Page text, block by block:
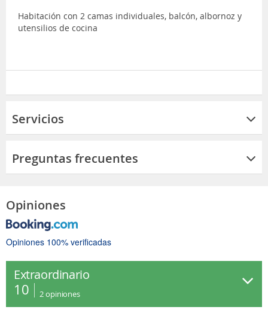
Habitación con 2 camas individuales, balcón, albornoz y
utensilios de cocina
Servicios
Preguntas frecuentes
Opiniones
Opiniones 100% verificadas
Extraordinario
10 2 opiniones